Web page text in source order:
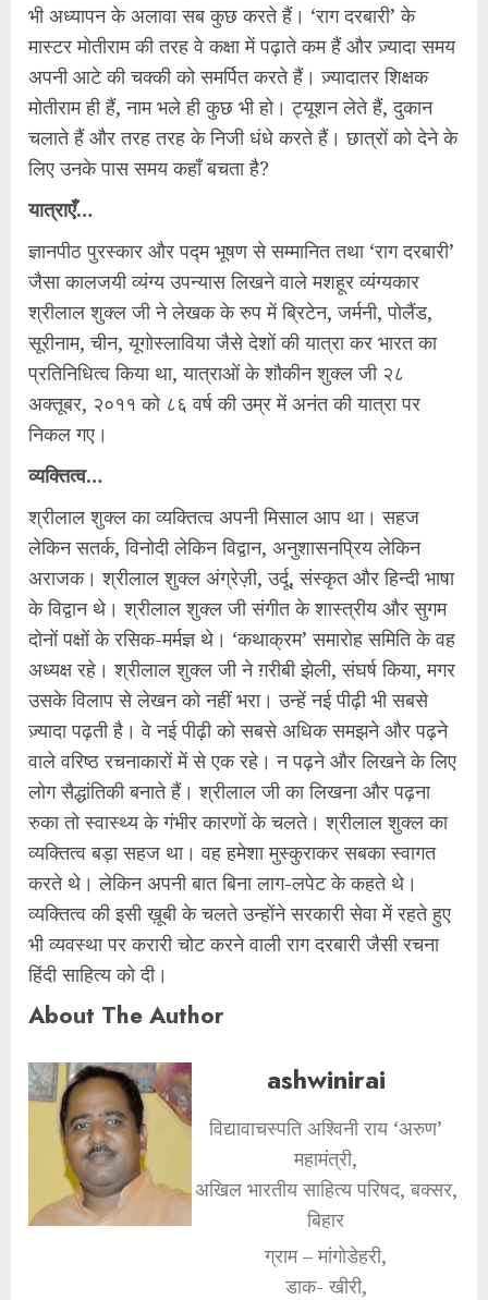
भी अध्यापन के अलावा सब कुछ करते हैं। ‘राग दरबारी’ के
मास्टर मोतीराम की तरह वे कक्षा में पढ़ाते कम हैं और ज़्यादा समय
अपनी आटे की चक्‍की को समर्पित करते हैं। ज़्यादातर शिक्षक
मोतीराम ही हैं, नाम भले ही कुछ भी हो। ट्‍यूशन लेते हैं, दुकान
चलाते हैं और तरह तरह के निजी धंधे करते हैं। छात्रों को देने के
लिए उनके पास समय कहाँ बचता है?
यात्राएँ…
ज्ञानपीठ पुरस्कार और पद्म भूषण से सम्मानित तथा ‘राग दरबारी’
जैसा कालजयी व्यंग्य उपन्यास लिखने वाले मशहूर व्यंग्यकार
श्रीलाल शुक्ल जी ने लेखक के रुप में ब्रिटेन, जर्मनी, पोलैंड,
सूरीनाम, चीन, यूगोस्लाविया जैसे देशों की यात्रा कर भारत का
प्रतिनिधित्व किया था, यात्राओं के शौकीन शुक्ल जी २८
अक्तूबर, २०११ को ८६ वर्ष की उम्र में अनंत की यात्रा पर
निकल गए।
व्यक्तित्व…
श्रीलाल शुक्ल का व्यक्तित्व अपनी मिसाल आप था। सहज
लेकिन सतर्क, विनोदी लेकिन विद्वान, अनुशासनप्रिय लेकिन
अराजक। श्रीलाल शुक्ल अंग्रेज़ी, उर्दू, संस्कृत और हिन्दी भाषा
के विद्वान थे। श्रीलाल शुक्ल जी संगीत के शास्त्रीय और सुगम
दोनों पक्षों के रसिक-मर्मज्ञ थे। ‘कथाक्रम’ समारोह समिति के वह
अध्यक्ष रहे। श्रीलाल शुक्ल जी ने ग़रीबी झेली, संघर्ष किया, मगर
उसके विलाप से लेखन को नहीं भरा। उन्हें नई पीढ़ी भी सबसे
ज़्यादा पढ़ती है। वे नई पीढ़ी को सबसे अधिक समझने और पढ़ने
वाले वरिष्ठ रचनाकारों में से एक रहे। न पढ़ने और लिखने के लिए
लोग सैद्धांतिकी बनाते हैं। श्रीलाल जी का लिखना और पढ़ना
रुका तो स्वास्थ्य के गंभीर कारणों के चलते। श्रीलाल शुक्ल का
व्यक्तित्व बड़ा सहज था। वह हमेशा मुस्कुराकर सबका स्वागत
करते थे। लेकिन अपनी बात बिना लाग-लपेट के कहते थे।
व्यक्तित्व की इसी ख़ूबी के चलते उन्होंने सरकारी सेवा में रहते हुए
भी व्यवस्था पर करारी चोट करने वाली राग दरबारी जैसी रचना
हिंदी साहित्य को दी।
About The Author
ashwinirai
विद्यावाचस्पति अश्विनी राय ‘अरुण’
महामंत्री,
अखिल भारतीय साहित्य परिषद, बक्सर,
बिहार
ग्राम – मांगोडेहरी,
डाक- खीरी,